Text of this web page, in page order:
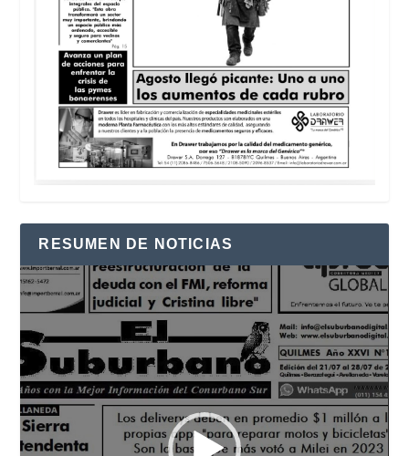
RESUMEN DE NOTICIAS
Reproductor
de
vídeo